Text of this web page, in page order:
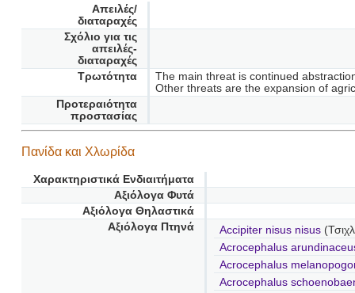
Απειλές/
διαταραχές
Σχόλιο για τις
απειλές-
διαταραχές
Τρωτότητα
The main threat is continued
Οther threats are the expansion of
Προτεραιότητα
προστασίας
Πανίδα και Χλωρίδα
Χαρακτηριστικά Ενδιαιτήματα
Αξιόλογα Φυτά
Αξιόλογα Θηλαστικά
Αξιόλογα Πτηνά
Accipiter nisus nisus
Acrocephalus
Acrocephalus
Acrocephalus